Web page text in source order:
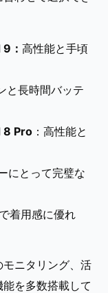
： 高性能と手頃
と長時間バッテ
8 Pro ：高性能と
にとって完璧な
着用感に優れ
ニタリング、活
を多数搭載して